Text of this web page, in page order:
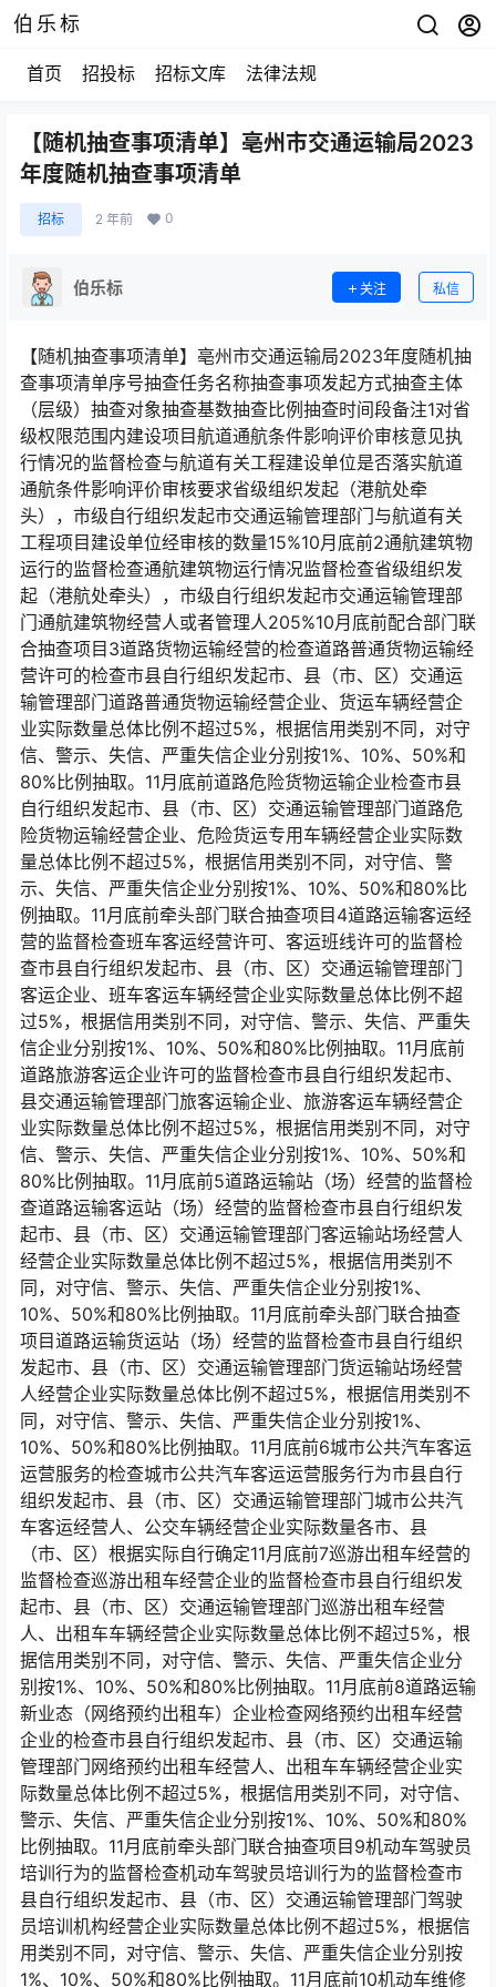
伯乐标
首页 招投标 招标文库 法律法规
【随机抽查事项清单】亳州市交通运输局2023
年度随机抽查事项清单
招标 2 年前 0
伯乐标 关注 私信
【随机抽查事项清单】亳州市交通运输局2023年度随机抽
查事项清单序号抽查任务名称抽查事项发起方式抽查主体
（层级）抽查对象抽查基数抽查比例抽查时间段备注1对省
级权限范围内建设项目航道通航条件影响评价审核意见执
行情况的监督检查与航道有关工程建设单位是否落实航道
通航条件影响评价审核要求省级组织发起（港航处牵
头），市级自行组织发起市交通运输管理部门与航道有关
工程项目建设单位经审核的数量15%10月底前2通航建筑物
运行的监督检查通航建筑物运行情况监督检查省级组织发
起（港航处牵头），市级自行组织发起市交通运输管理部
门通航建筑物经营人或者管理人205%10月底前配合部门联
合抽查项目3道路货物运输经营的检查道路普通货物运输经
营许可的检查市县自行组织发起市、县（市、区）交通运
输管理部门道路普通货物运输经营企业、货运车辆经营企
业实际数量总体比例不超过5%，根据信用类别不同，对守
信、警示、失信、严重失信企业分别按1%、10%、50%和
80%比例抽取。11月底前道路危险货物运输企业检查市县
自行组织发起市、县（市、区）交通运输管理部门道路危
险货物运输经营企业、危险货运专用车辆经营企业实际数
量总体比例不超过5%，根据信用类别不同，对守信、警
示、失信、严重失信企业分别按1%、10%、50%和80%比
例抽取。11月底前牵头部门联合抽查项目4道路运输客运经
营的监督检查班车客运经营许可、客运班线许可的监督检
查市县自行组织发起市、县（市、区）交通运输管理部门
客运企业、班车客运车辆经营企业实际数量总体比例不超
过5%，根据信用类别不同，对守信、警示、失信、严重失
信企业分别按1%、10%、50%和80%比例抽取。11月底前
道路旅游客运企业许可的监督检查市县自行组织发起市、
县交通运输管理部门旅客运输企业、旅游客运车辆经营企
业实际数量总体比例不超过5%，根据信用类别不同，对守
信、警示、失信、严重失信企业分别按1%、10%、50%和
80%比例抽取。11月底前5道路运输站（场）经营的监督检
查道路运输客运站（场）经营的监督检查市县自行组织发
起市、县（市、区）交通运输管理部门客运输站场经营人
经营企业实际数量总体比例不超过5%，根据信用类别不
同，对守信、警示、失信、严重失信企业分别按1%、
10%、50%和80%比例抽取。11月底前牵头部门联合抽查
项目道路运输货运站（场）经营的监督检查市县自行组织
发起市、县（市、区）交通运输管理部门货运输站场经营
人经营企业实际数量总体比例不超过5%，根据信用类别不
同，对守信、警示、失信、严重失信企业分别按1%、
10%、50%和80%比例抽取。11月底前6城市公共汽车客运
运营服务的检查城市公共汽车客运运营服务行为市县自行
组织发起市、县（市、区）交通运输管理部门城市公共汽
车客运经营人、公交车辆经营企业实际数量各市、县
（市、区）根据实际自行确定11月底前7巡游出租车经营的
监督检查巡游出租车经营企业的监督检查市县自行组织发
起市、县（市、区）交通运输管理部门巡游出租车经营
人、出租车车辆经营企业实际数量总体比例不超过5%，根
据信用类别不同，对守信、警示、失信、严重失信企业分
别按1%、10%、50%和80%比例抽取。11月底前8道路运输
新业态（网络预约出租车）企业检查网络预约出租车经营
企业的检查市县自行组织发起市、县（市、区）交通运输
管理部门网络预约出租车经营人、出租车车辆经营企业实
际数量总体比例不超过5%，根据信用类别不同，对守信、
警示、失信、严重失信企业分别按1%、10%、50%和80%
比例抽取。11月底前牵头部门联合抽查项目9机动车驾驶员
培训行为的监督检查机动车驾驶员培训行为的监督检查市
县自行组织发起市、县（市、区）交通运输管理部门驾驶
员培训机构经营企业实际数量总体比例不超过5%，根据信
用类别不同，对守信、警示、失信、严重失信企业分别按
1%、10%、50%和80%比例抽取。11月底前10机动车维修